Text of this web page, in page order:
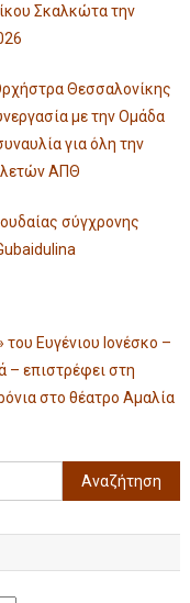
Σκαλκώτα την
Θεσσαλονίκης
με την Ομάδα
για όλη την
ΑΠΘ
σύγχρονης
Ευγένιου Ιονέσκο –
– επιστρέφει στη
στο θέατρο Αμαλία